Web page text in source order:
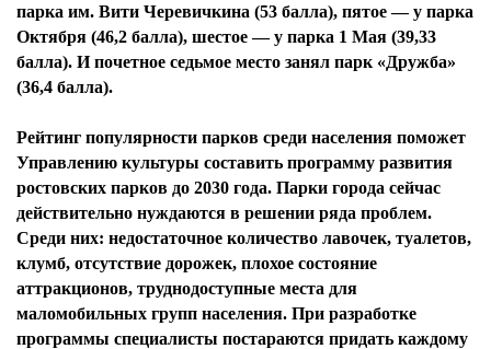
парка им. Вити Черевичкина (53 балла), пятое — у парка
Октября (46,2 балла), шестое — у парка 1 Мая (39,33
балла). И почетное седьмое место занял парк «Дружба»
(36,4 балла).
Рейтинг популярности парков среди населения поможет
Управлению культуры составить программу развития
ростовских парков до 2030 года. Парки города сейчас
действительно нуждаются в решении ряда проблем.
Среди них: недостаточное количество лавочек, туалетов,
клумб, отсутствие дорожек, плохое состояние
аттракционов, труднодоступные места для
маломобильных групп населения. При разработке
программы специалисты постараются придать каждому